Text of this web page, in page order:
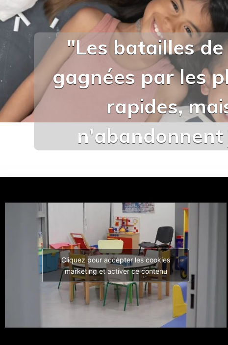
"Les batailles
gagnées par les
rapides,
n'abandonnent
Cliquez pour accepter les cookies
marketing et activer ce contenu